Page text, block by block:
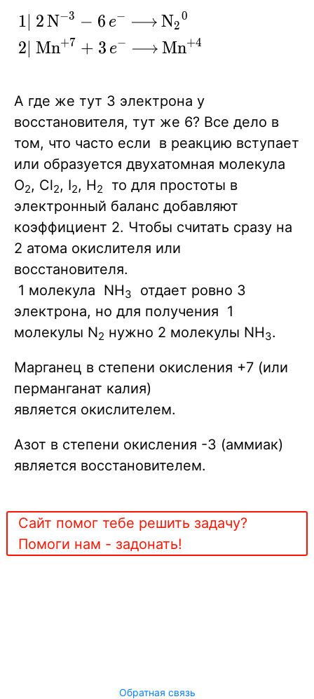
2KMnO4
= 2MnO2
+ N2 +
2H2O}
\ce{ 1 |
2N^{-3} -
6 $e$- ->
\\ \ce{ 2
|
Mn^{+7}
+ 3 $e$- -
>
Mn^{+4}
}
1 2NX
−3 − 6 eX
− NX
2X
0
2 Mn X
+7 + 3 eX
− Mn X
+4
А где же тут 3 электрона у
восстановителя, тут же 6? Все дело в
том, что часто если в реакцию вступает
или образуется двухатомная молекула
O2, Cl2, I2, H2
то для простоты в
электронный баланс добавляют
коэффициент 2. Чтобы считать сразу на
2 атома окислителя или
восстановителя.
1 молекула NH3
отдает ровно 3
электрона, но для получения 1
молекулы N2 нужно 2 молекулы NH3.
Марганец в степени окисления +7 (или
перманганат калия)
является окислителем.
Азот в степени окисления -3 (аммиак)
является восстановителем.
Сайт помог тебе решить задачу?
Помоги нам - задонать!
Обратная связь